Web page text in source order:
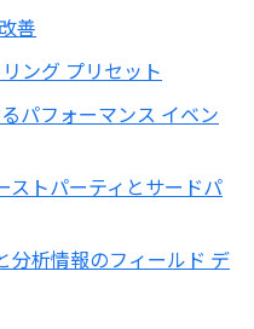
善
ング プリセット
パフォーマンス イベン
ストパーティとサードパ
分析情報のフィールド デ